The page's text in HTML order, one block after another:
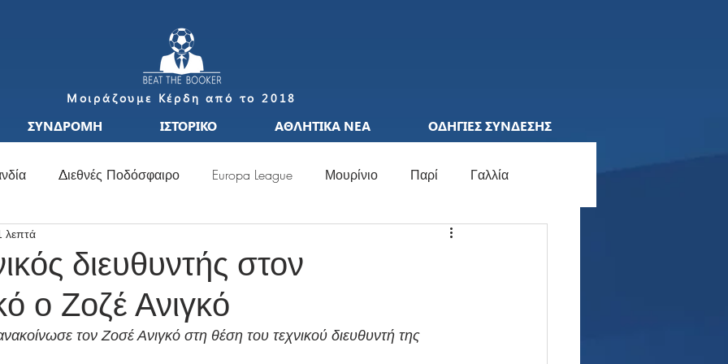
Μοιράζουμε Κέρδη από το 2018
ΣΥΝΔΡΟΜΗ ΙΣΤΟΡΙΚΟ ΑΘΛΗΤΙΚΑ ΝΕΑ ΟΔΗΓΙΕΣ ΣΥΝΔΕΣΗΣ
Διεθνές Ποδόσφαιρο Europa League Μουρίνιο Παρί Γαλλία
Μεταγραφές
Μουντιάλ Ελλάδα Ιταλία
διευθυντής στον
ο Ζοζέ Ανιγκό
λεπτά
τον Ζοσέ Ανιγκό στη θέση του τεχνικού διευθυντή της